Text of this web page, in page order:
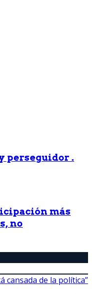
perseguidor .
más
no